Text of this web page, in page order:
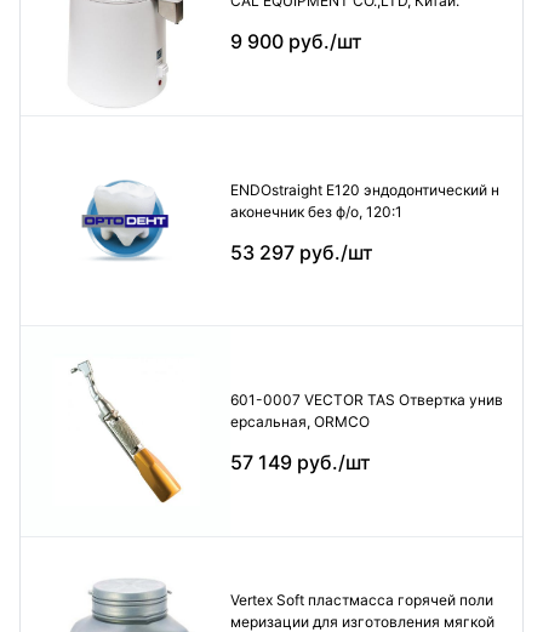
9 900 руб./шт
ENDOstraight E120 эндодонтический н
аконечник без ф/о, 120:1
53 297 руб./шт
601-0007 VECTOR TAS Отвертка унив
ерсальная, ORMCO
57 149 руб./шт
Vertex Soft пластмасса горячей поли
меризации для изготовления мягкой